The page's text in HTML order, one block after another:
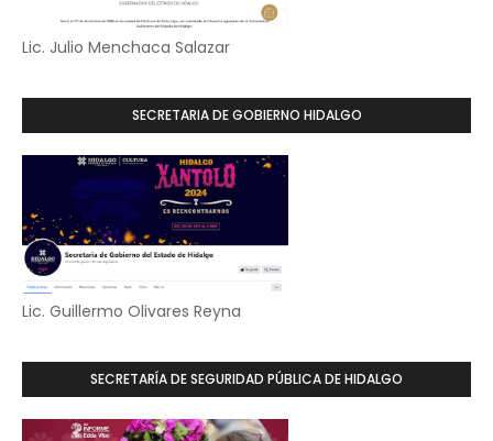
Lic. Julio Menchaca Salazar
SECRETARIA DE GOBIERNO HIDALGO
Lic. Guillermo Olivares Reyna
SECRETARÍA DE SEGURIDAD PÚBLICA DE HIDALGO